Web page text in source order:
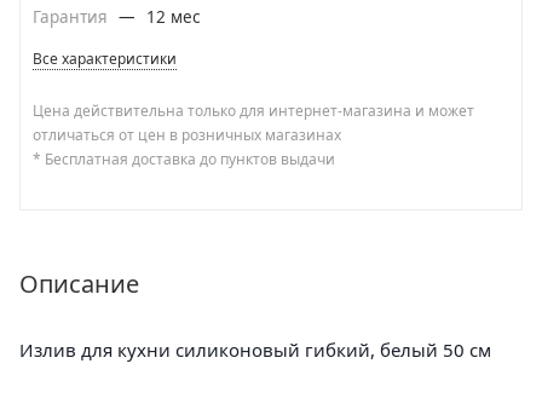
Гарантия — 12 мес
Все характеристики
Цена действительна только для интернет-магазина и может
отличаться от цен в розничных магазинах
* Бесплатная доставка до пунктов выдачи
Описание
Излив для кухни силиконовый гибкий, белый 50 см